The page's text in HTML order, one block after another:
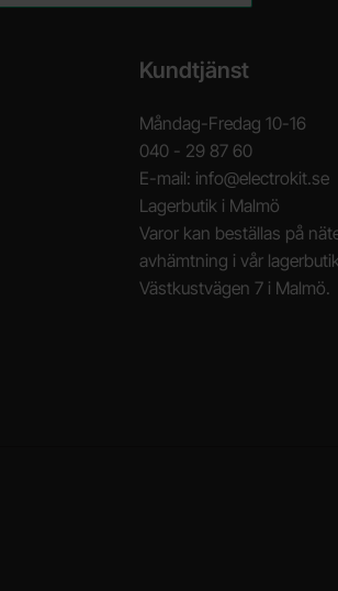
Kundtjänst
Måndag-Fredag 10-16
040 - 29 87 60
E-mail: info@electrokit.se
Lagerbutik i Malmö
Varor kan beställas på
avhämtning i vår
Västkustvägen 7 i Malmö.